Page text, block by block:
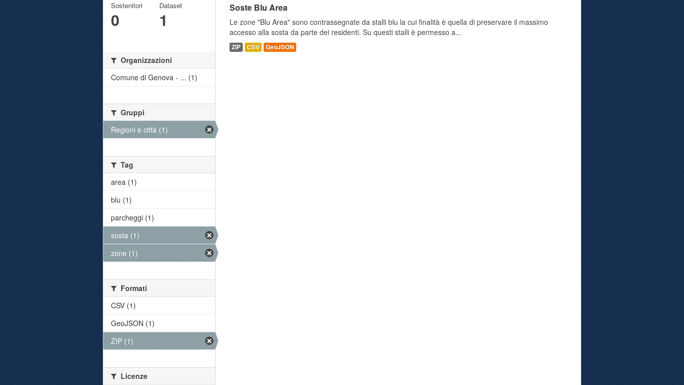
Soste Blu Area
Le zone "Blu Area" sono contrassegnate da stalli blu la cui finalità è quella di preservare il massimo
accesso alla sosta da parte dei residenti. Su questi stalli è permesso a...
ZIP CSV GeoJSON
Sostenitori
0
Dataset
1
Organizzazioni
Comune di Genova - ... (1)
Gruppi
Regioni e città (1)
Tag
area (1)
blu (1)
parcheggi (1)
sosta (1)
zone (1)
Formati
CSV (1)
GeoJSON (1)
ZIP (1)
Licenze